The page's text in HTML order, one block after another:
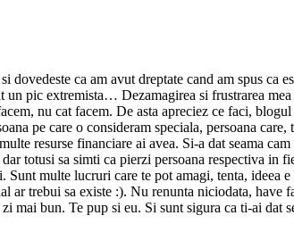
dovedeste ca am avut dreptate cand am spus
un pic extremista… Dezamagirea si frustrarea
nu cat facem. De asta apreciez ce faci,
pe care o consideram speciala, persoana
resurse financiare ai avea. Si-a dat seama
totusi sa simti ca pierzi persoana respectiva
Sunt multe lucruri care te pot amagi, tenta,
ar trebui sa existe :). Nu renunta niciodata,
mai bun. Te pup si eu. Si sunt sigura ca ti-ai dat